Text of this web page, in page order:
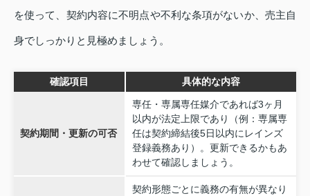
を使って、契約内容に不明点や不利な条項がないか、売主自
身でしっかりと見極めましょう。
確認項目 具体的な内容
契約期間・更新の可否
専任・専属専任媒介であれば3ヶ月
以内が法定上限であり（例：専属専
任は契約締結後5日以内にレインズ
登録義務あり）。更新できるかもあ
わせて確認しましょう。
契約形態ごとに義務の有無が異なり